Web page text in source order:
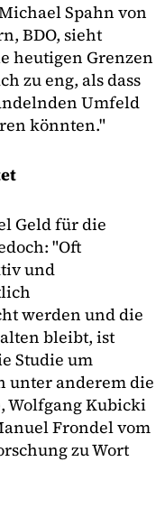
Spahn von
BDO, sieht
heutigen Grenzen
zu eng, als dass
Umfeld
könnten."
Geld für die
"Oft
und
werden und die
bleibt, ist
Studie um
unter anderem die
Wolfgang Kubicki
Frondel vom
zu Wort